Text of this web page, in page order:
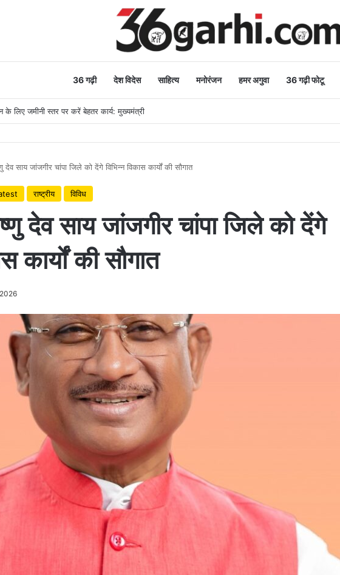
36 गढ़ी देश विदेस साहित्य मनोरंजन हमर अगुवा 36 गढ़ी फोटू
के लिए जमीनी स्तर पर करें बेहतर कार्य: मुख्यमंत्री
देव साय जांजगीर चांपा जिले को देंगे विभिन्न विकास कार्यों की सौगात
राष्ट्रीय विविध
देव साय जांजगीर चांपा जिले को देंगे
कार्यों की सौगात